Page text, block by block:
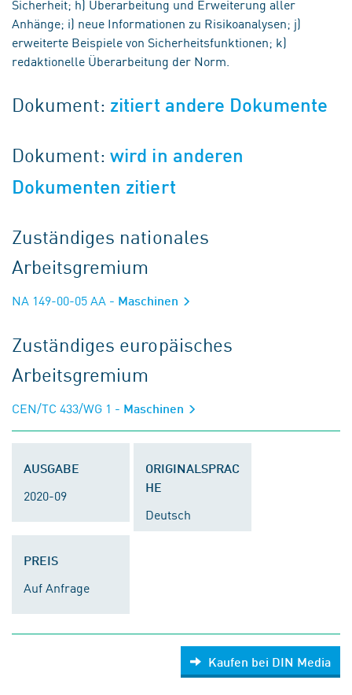
Sicherheit; h) Überarbeitung und Erweiterung aller
Anhänge; i) neue Informationen zu Risikoanalysen; j)
erweiterte Beispiele von Sicherheitsfunktionen; k)
redaktionelle Überarbeitung der Norm.
Dokument: zitiert andere Dokumente
Dokument:wird in anderen
Dokumenten zitiert
Zuständiges nationales
Arbeitsgremium
NA 149-00-05 AA - Maschinen
Zuständiges europäisches
Arbeitsgremium
CEN/TC 433/WG 1 - Maschinen
AUSGABE
2020-09
ORIGINALSPRAC
HE
Deutsch
PREIS
Auf Anfrage
Kaufen bei DIN Media